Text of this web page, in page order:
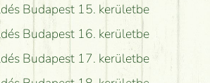
Budapest 15. kerületbe
Budapest 16. kerületbe
Budapest 17. kerületbe